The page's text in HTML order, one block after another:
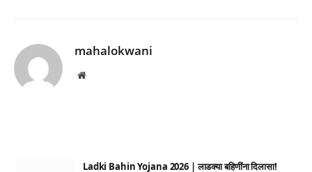
mahalokwani
Website
Ladki Bahin Yojana 2026 | लाडक्या बहिणींना दिलासा!